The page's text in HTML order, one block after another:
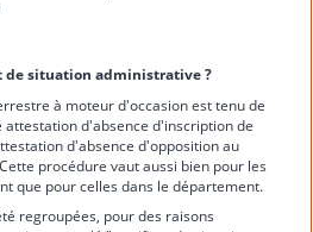
de situation administrative ?
à moteur d'occasion est tenu de
d'absence d'inscription de
d'absence d'opposition au
procédure vaut aussi bien pour les
que pour celles dans le département.
regroupées, pour des raisons